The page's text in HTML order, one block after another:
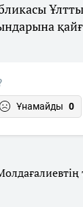
Ұнамайды 0